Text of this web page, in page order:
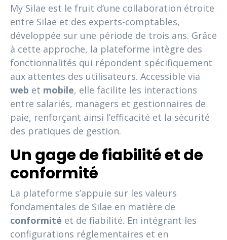
My Silae est le fruit d’une collaboration étroite
entre Silae et des experts-comptables,
développée sur une période de trois ans. Grâce
à cette approche, la plateforme intègre des
fonctionnalités qui répondent spécifiquement
aux attentes des utilisateurs. Accessible via
web et mobile, elle facilite les interactions
entre salariés, managers et gestionnaires de
paie, renforçant ainsi l’efficacité et la sécurité
des pratiques de gestion.
Un gage de fiabilité et de
conformité
La plateforme s’appuie sur les valeurs
fondamentales de Silae en matière de
conformité et de fiabilité. En intégrant les
configurations réglementaires et en